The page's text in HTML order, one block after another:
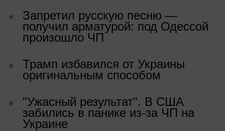
Запретил русскую песню —
получил арматурой: под Одессой
произошло ЧП
Трамп избавился от Украины
оригинальным способом
"Ужасный результат". В США
забились в панике из-за ЧП на
Украине